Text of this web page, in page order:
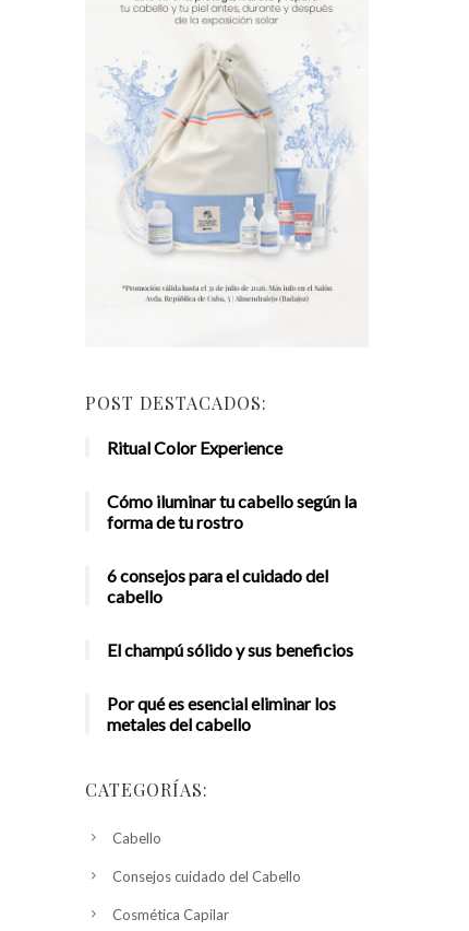
POST DESTACADOS:
Ritual Color Experience
Cómo iluminar tu cabello según la
forma de tu rostro
6 consejos para el cuidado del
cabello
El champú sólido y sus beneficios
Por qué es esencial eliminar los
metales del cabello
CATEGORÍAS:
Cabello
Consejos cuidado del Cabello
Cosmética Capilar